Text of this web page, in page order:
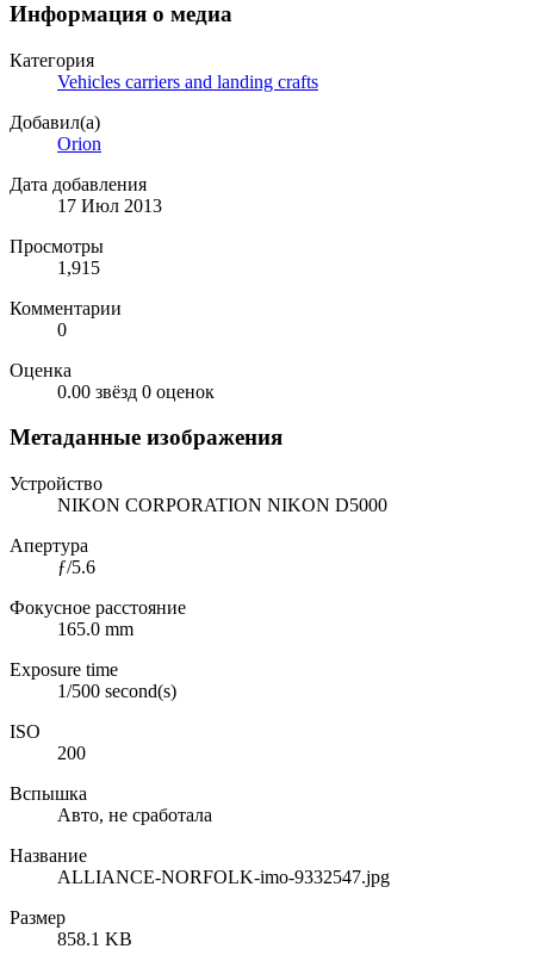
Информация о медиа
Категория
Vehicles carriers and landing crafts
Добавил(а)
Orion
Дата добавления
17 Июл 2013
Просмотры
1,915
Комментарии
0
Оценка
0.00 звёзд 0 оценок
Метаданные изображения
Устройство
NIKON CORPORATION NIKON D5000
Апертура
ƒ/5.6
Фокусное расстояние
165.0 mm
Exposure time
1/500 second(s)
ISO
200
Вспышка
Авто, не сработала
Название
ALLIANCE-NORFOLK-imo-9332547.jpg
Размер
858.1 KB